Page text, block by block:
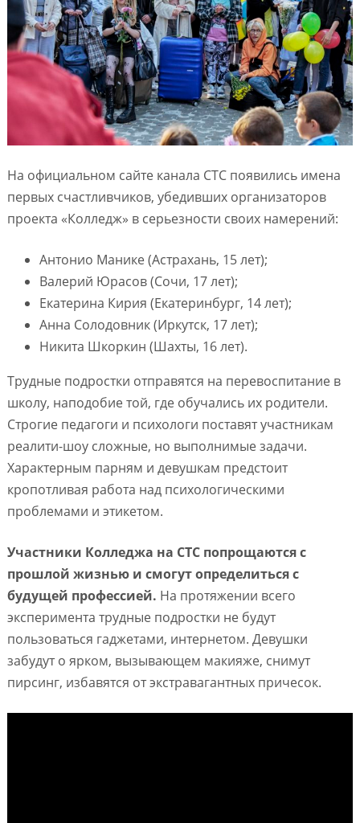
На официальном сайте канала СТС появились имена
первых счастливчиков, убедивших организаторов
проекта «Колледж» в серьезности своих намерений:
Антонио Манике (Астрахань, 15 лет);
Валерий Юрасов (Сочи, 17 лет);
Екатерина Кирия (Екатеринбург, 14 лет);
Анна Солодовник (Иркутск, 17 лет);
Никита Шкоркин (Шахты, 16 лет).
Трудные подростки отправятся на перевоспитание в
школу, наподобие той, где обучались их родители.
Строгие педагоги и психологи поставят участникам
реалити-шоу сложные, но выполнимые задачи.
Характерным парням и девушкам предстоит
кропотливая работа над психологическими
проблемами и этикетом.
Участники Колледжа на СТС попрощаются с
прошлой жизнью и смогут определиться с
будущей профессией. На протяжении всего
эксперимента трудные подростки не будут
пользоваться гаджетами, интернетом. Девушки
забудут о ярком, вызывающем макияже, снимут
пирсинг, избавятся от экстравагантных причесок.